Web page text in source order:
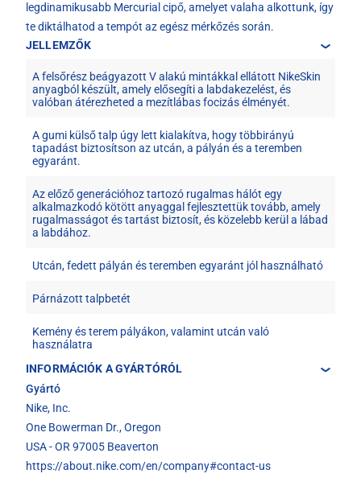
legdinamikusabb Mercurial cipő, amelyet valaha alkottunk, így
te diktálhatod a tempót az egész mérkőzés során.
JELLEMZŐK
A felsőrész beágyazott V alakú mintákkal ellátott NikeSkin
anyagból készült, amely elősegíti a labdakezelést, és
valóban átérezheted a mezítlábas focizás élményét.
A gumi külső talp úgy lett kialakítva, hogy többirányú
tapadást biztosítson az utcán, a pályán és a teremben
egyaránt.
Az előző generációhoz tartozó rugalmas hálót egy
alkalmazkodó kötött anyaggal fejlesztettük tovább, amely
rugalmasságot és tartást biztosít, és közelebb kerül a lábad
a labdához.
Utcán, fedett pályán és teremben egyaránt jól használható
Párnázott talpbetét
Kemény és terem pályákon, valamint utcán való
használatra
INFORMÁCIÓK A GYÁRTÓRÓL
Gyártó
Nike, Inc.
One Bowerman Dr., Oregon
USA - OR 97005 Beaverton
https://about.nike.com/en/company#contact-us